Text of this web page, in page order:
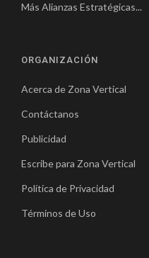
Más Alianzas Estratégicas...
ORGANIZACIÓN
Acerca de Zona Vertical
Contáctanos
Publicidad
Escribe para Zona Vertical
Política de Privacidad
Términos de Uso